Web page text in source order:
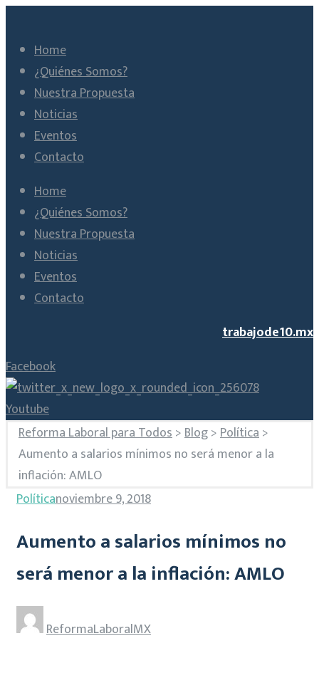
Home
¿Quiénes Somos?
Nuestra Propuesta
Noticias
Eventos
Contacto
Home
¿Quiénes Somos?
Nuestra Propuesta
Noticias
Eventos
Contacto
trabajode10.mx
Facebook
Youtube
Reforma Laboral para Todos>Blog>Política>
Aumento a salarios mínimos no será menor a la
inflación: AMLO
Políticanoviembre 9, 2018
Aumento a salarios mínimos no
será menor a la inflación: AMLO
ReformaLaboralMX